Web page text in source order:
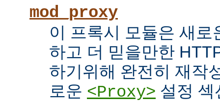
mod_proxy
이 프록시 모듈은 새
하고 더 믿을만한
하기위해 완전히 재작
로운 <Proxy> 설정 섹